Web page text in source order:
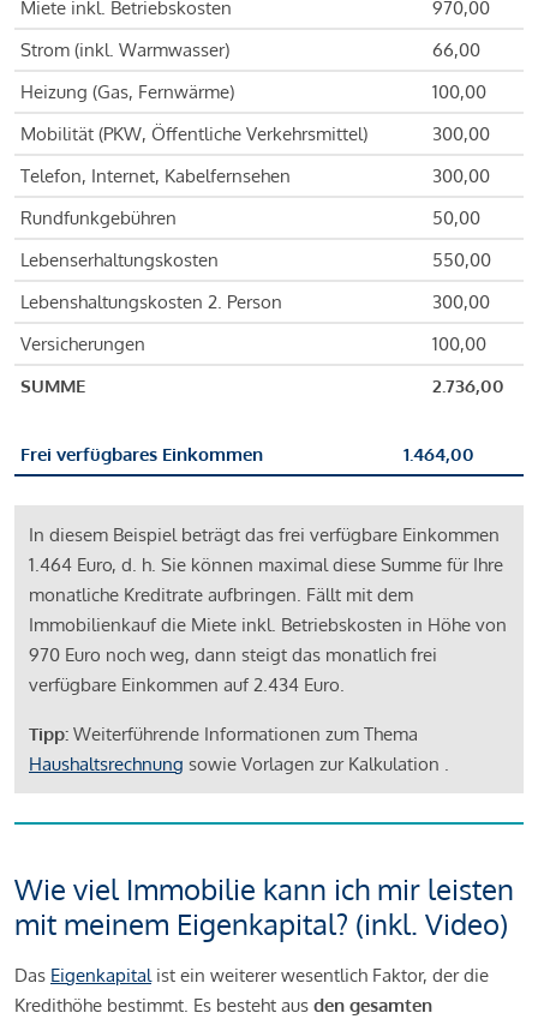
Miete inkl. Betriebskosten
970,00
Strom (inkl. Warmwasser)
66,00
Heizung (Gas, Fernwärme)
100,00
Mobilität (PKW, Öffentliche Verkehrsmittel)
300,00
Telefon, Internet, Kabelfernsehen
300,00
Rundfunkgebühren
50,00
Lebenserhaltungskosten
550,00
Lebenshaltungskosten 2. Person
300,00
Versicherungen
100,00
SUMME
2.736,00
Frei verfügbares Einkommen 1.464,00
In diesem Beispiel beträgt das frei verfügbare Einkommen
1.464 Euro, d. h. Sie können maximal diese Summe für Ihre
monatliche Kreditrate aufbringen. Fällt mit dem
Immobilienkauf die Miete inkl. Betriebskosten in Höhe von
970 Euro noch weg, dann steigt das monatlich frei
verfügbare Einkommen auf 2.434 Euro.
Tipp: Weiterführende Informationen zum Thema
Haushaltsrechnung sowie Vorlagen zur Kalkulation .
Wie viel Immobilie kann ich mir leisten
mit meinem Eigenkapital? (inkl. Video)
Das Eigenkapitalist ein weiterer wesentlich Faktor, der die
Kredithöhe bestimmt. Es besteht aus den gesamten